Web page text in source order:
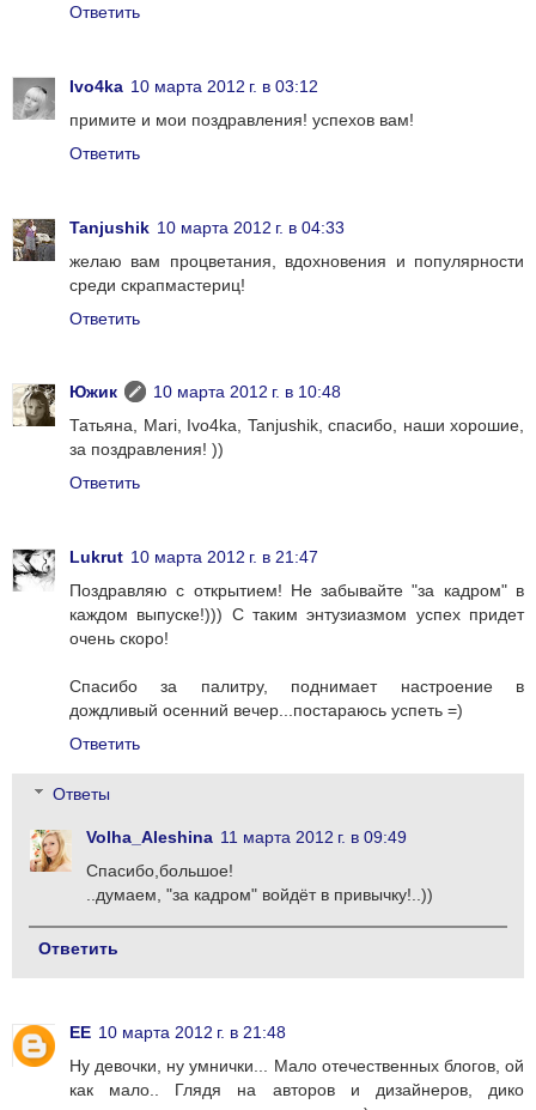
Ответить
Ivo4ka 10 марта 2012 г. в 03:12
примите и мои поздравления! успехов вам!
Ответить
Tanjushik 10 марта 2012 г. в 04:33
желаю вам процветания, вдохновения и популярности
среди скрапмастериц!
Ответить
Южик
10 марта 2012 г. в 10:48
Татьяна, Mari, Ivo4ka, Tanjushik, спасибо, наши хорошие,
за поздравления! ))
Ответить
Lukrut 10 марта 2012 г. в 21:47
Поздравляю с открытием! Не забывайте "за кадром" в
каждом выпуске!))) С таким энтузиазмом успех придет
очень скоро!
Спасибо за палитру, поднимает настроение в
дождливый осенний вечер...постараюсь успеть =)
Ответить
Ответы
Volha_Aleshina 11 марта 2012 г. в 09:49
Спасибо,большое!
..думаем, "за кадром" войдёт в привычку!..))
Ответить
EE 10 марта 2012 г. в 21:48
Ну девочки, ну умнички... Мало отечественных блогов, ой
как мало.. Глядя на авторов и дизайнеров, дико